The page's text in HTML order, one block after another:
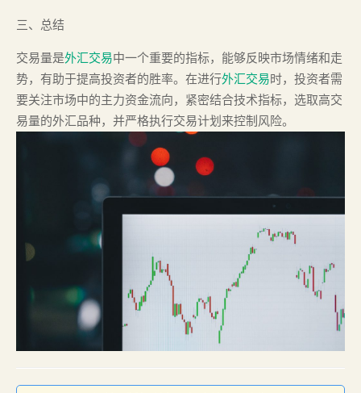
三、总结
交易量是外汇交易中一个重要的指标，能够反映市场情绪和走
势，有助于提高投资者的胜率。在进行外汇交易时，投资者需
要关注市场中的主力资金流向，紧密结合技术指标，选取高交
易量的外汇品种，并严格执行交易计划来控制风险。